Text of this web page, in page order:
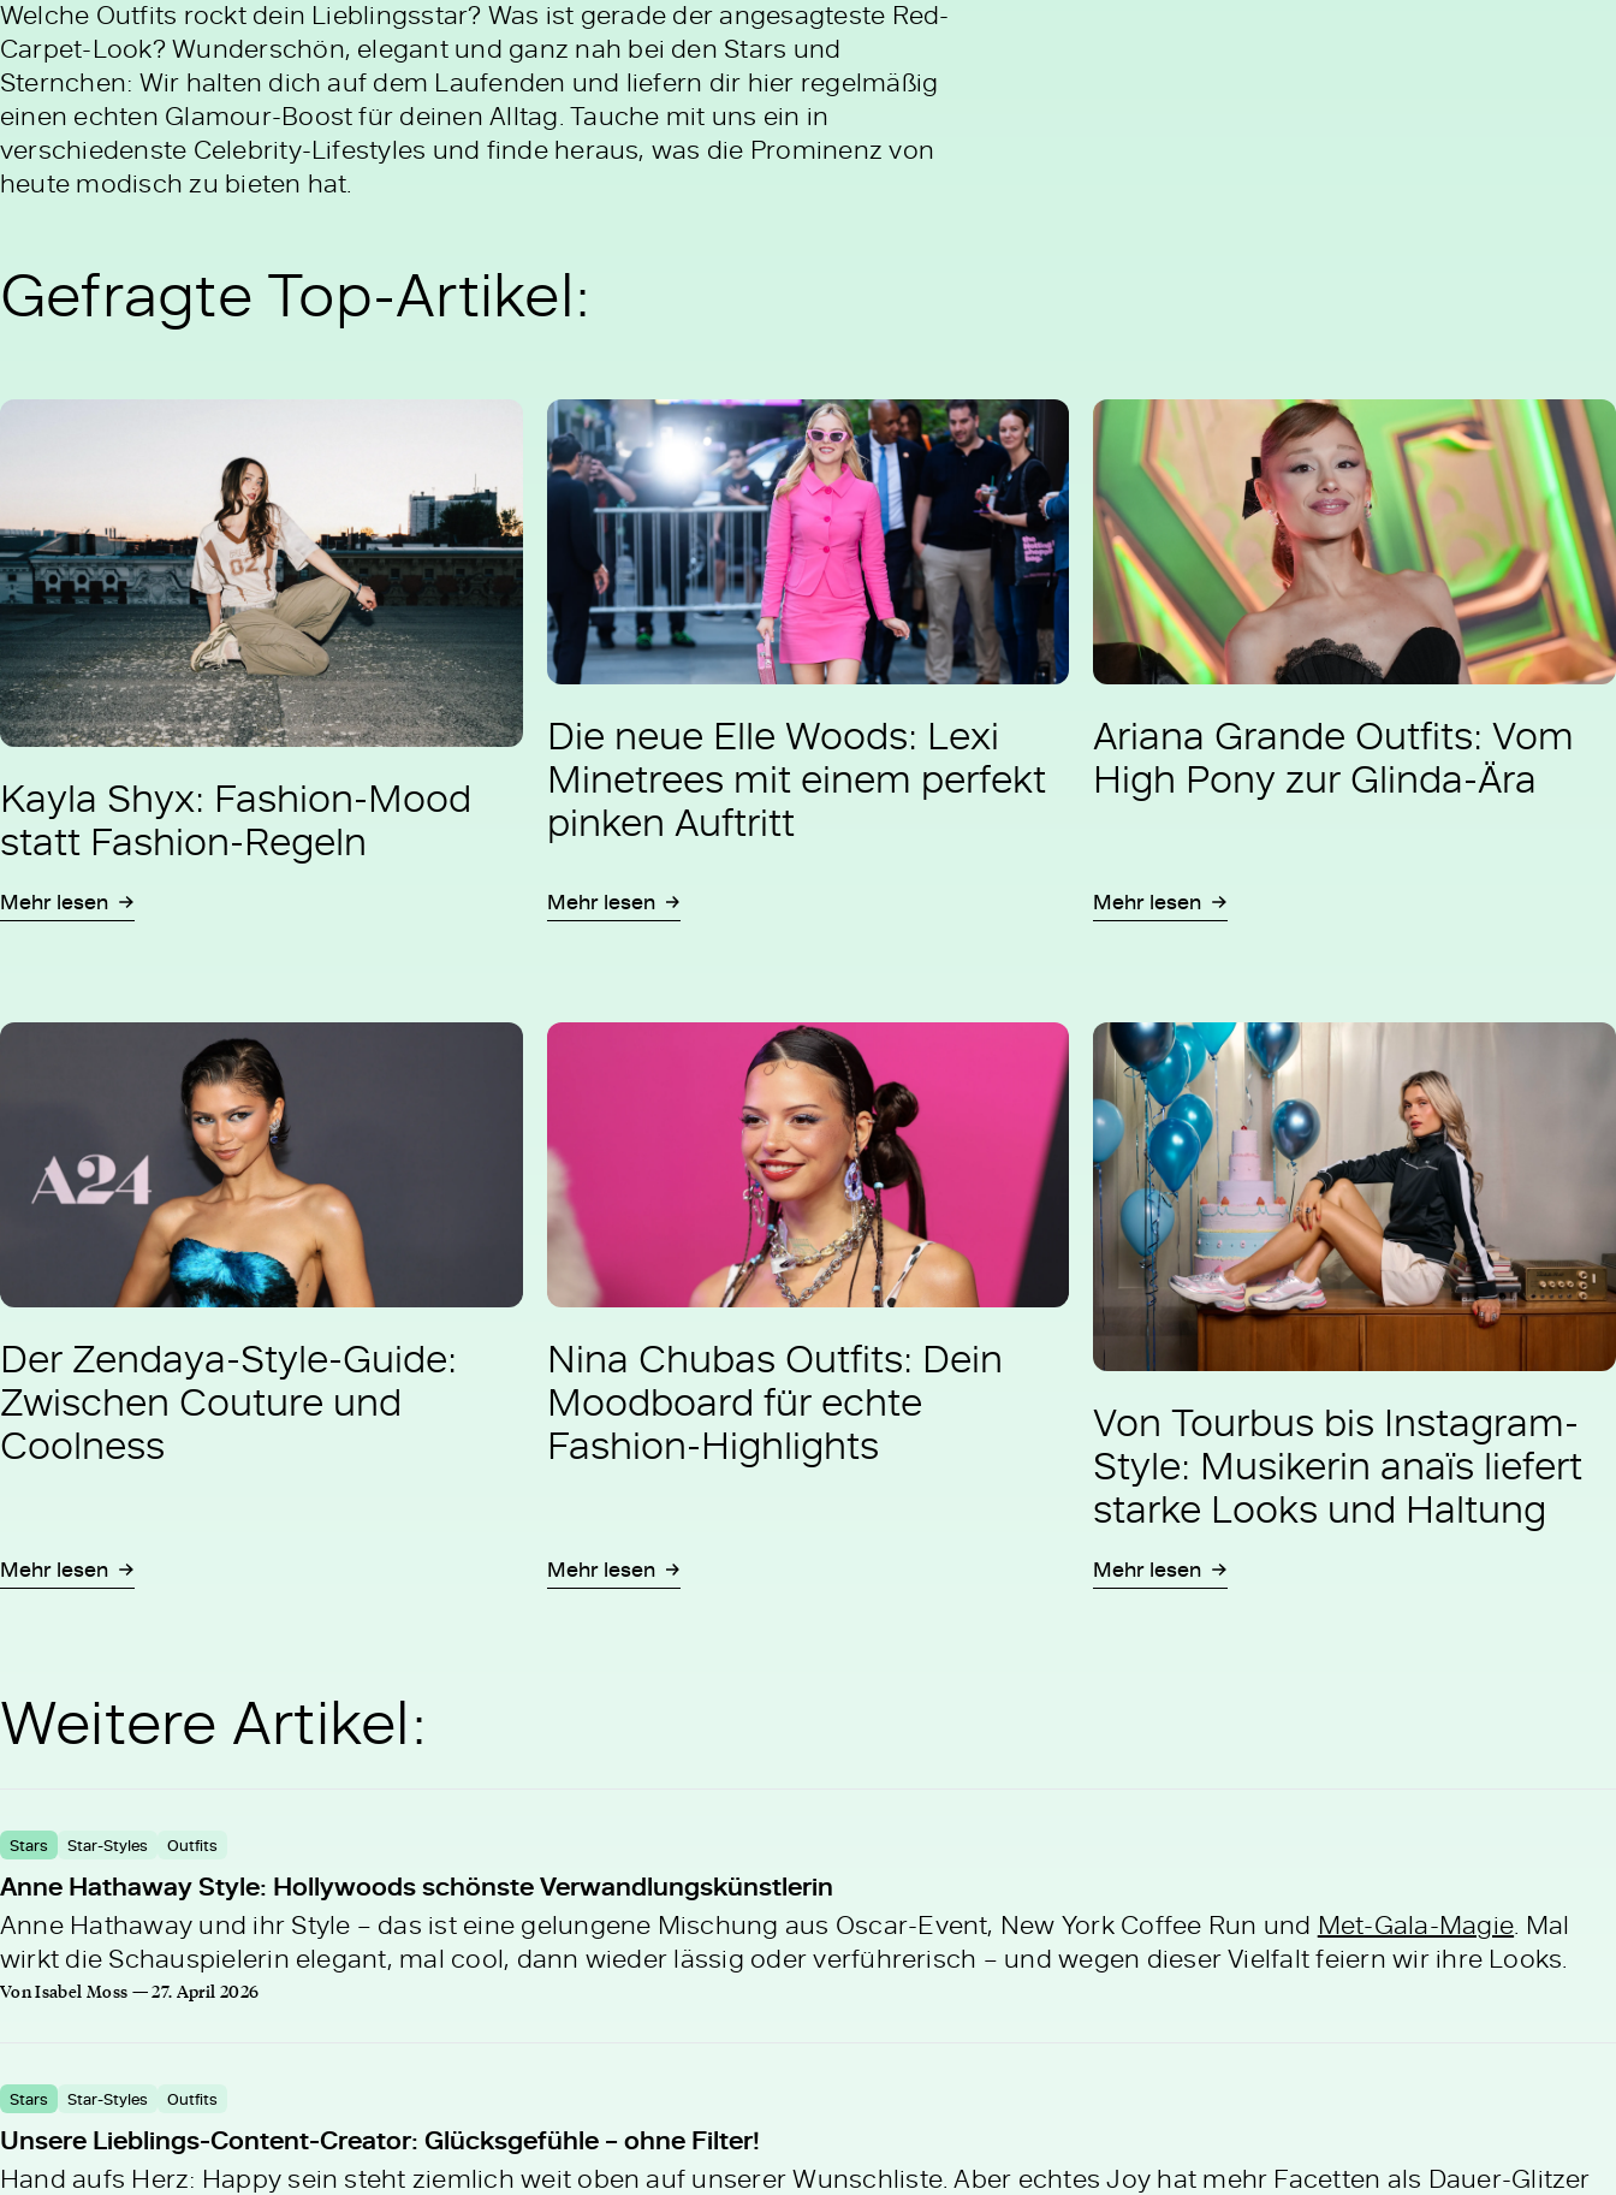
Welche Outfits rockt dein Lieblingsstar? Was ist gerade der angesagteste Red-
Carpet-Look? Wunderschön, elegant und ganz nah bei den Stars und
Sternchen: Wir halten dich auf dem Laufenden und liefern dir hier regelmäßig
einen echten Glamour-Boost für deinen Alltag. Tauche mit uns ein in
verschiedenste Celebrity-Lifestyles und finde heraus, was die Prominenz von
heute modisch zu bieten hat.
Gefragte Top-Artikel:
Kayla Shyx: Fashion-Mood
statt Fashion-Regeln
Mehr lesen
Die neue Elle Woods: Lexi
Minetrees mit einem perfekt
pinken Auftritt
Mehr lesen
Ariana Grande Outfits: Vom
High Pony zur Glinda-Ära
Mehr lesen
Der Zendaya-Style-Guide:
Zwischen Couture und
Coolness
Mehr lesen
Nina Chubas Outfits: Dein
Moodboard für echte
Fashion-Highlights
Mehr lesen
Von Tourbus bis Instagram-
Style: Musikerin anaïs liefert
starke Looks und Haltung
Mehr lesen
Weitere Artikel:
Anne Hathaway Style: Hollywoods schönste Verwandlungskünstlerin
Anne Hathaway und ihr Style – das ist eine gelungene Mischung aus Oscar-Event, New York Coffee Run und Met-Gala-Magie. Mal
wirkt die Schauspielerin elegant, mal cool, dann wieder lässig oder verführerisch – und wegen dieser Vielfalt feiern wir ihre Looks.
Von Isabel Moss — 27. April 2026
Stars Star-Styles Outfits
Unsere Lieblings-Content-Creator: Glücksgefühle – ohne Filter!
Hand aufs Herz: Happy sein steht ziemlich weit oben auf unserer Wunschliste. Aber echtes Joy hat mehr Facetten als Dauer-Glitzer
Stars Star-Styles Outfits